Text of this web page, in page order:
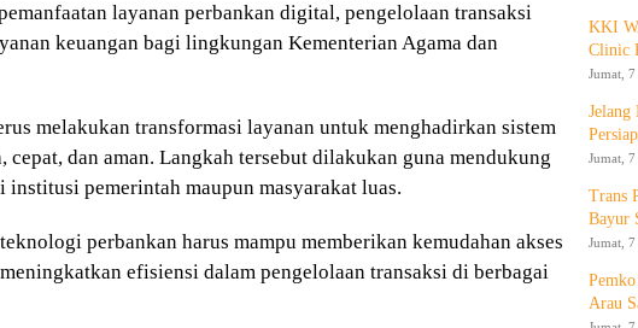
layanan perbankan digital, pengelolaan transaksi
keuangan bagi lingkungan Kementerian Agama dan
melakukan transformasi layanan untuk menghadirkan sistem
cepat, dan aman. Langkah tersebut dilakukan guna mendukung
institusi pemerintah maupun masyarakat luas.
perbankan harus mampu memberikan kemudahan akses
efisiensi dalam pengelolaan transaksi di berbagai
KKI
Clinic
Jumat,
Jelang
Jumat,
Trans
Bayur
Jumat,
Arau